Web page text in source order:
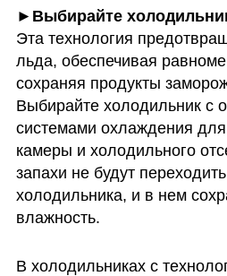
Эта технология
льда, обеспечивая
сохраняя продукты
Выбирайте холодильник с
системами охлаждения
камеры и холодильного
запахи не будут
холодильника, и в нем
влажность.
В холодильниках с